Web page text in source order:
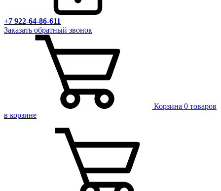
+7 922-64-86-611
Заказать обратный звонок
Корзина 0 товаров
в корзине